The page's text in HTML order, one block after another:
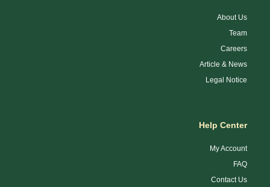
About Us
Team
Careers
Article & News
Legal Notice
Help Center
My Account
FAQ
Contact Us